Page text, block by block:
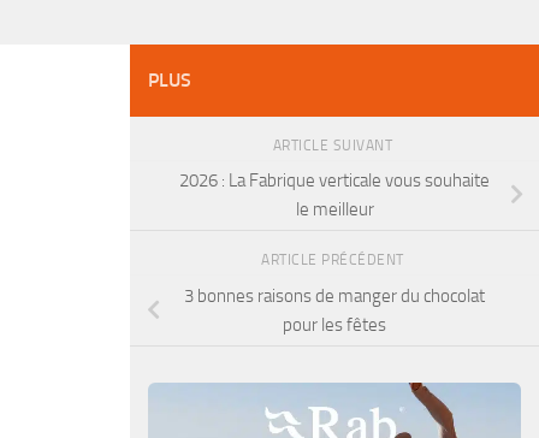
PLUS
ARTICLE SUIVANT
2026 : La Fabrique verticale vous souhaite
le meilleur
ARTICLE PRÉCÉDENT
3 bonnes raisons de manger du chocolat
pour les fêtes